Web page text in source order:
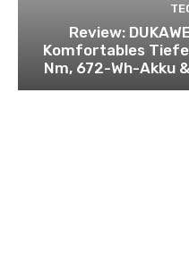
Review:
Komfortables
Nm, 672-Wh-Akku